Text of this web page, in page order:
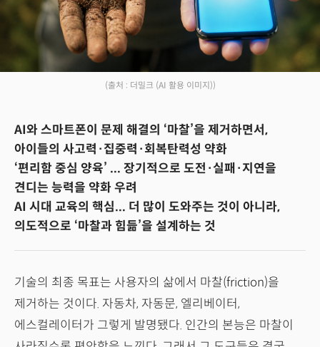
(출처 : 더밀크 (AI 활용 이미지))
AI와 스마트폰이 문제 해결의 ‘마찰’을 제거하면서,
아이들의 사고력·집중력·회복탄력성 약화
‘편리함 중심 양육’ ... 장기적으로 도전·실패·지연을
견디는 능력을 약화 우려
AI 시대 교육의 핵심... 더 많이 도와주는 것이 아니라,
의도적으로 ‘마찰과 힘듦’을 설계하는 것
기술의 최종 목표는 사용자의 삶에서 마찰(friction)을
제거하는 것이다. 자동차, 자동문, 엘리베이터,
에스컬레이터가 그렇게 발명됐다. 인간의 본능은 마찰이